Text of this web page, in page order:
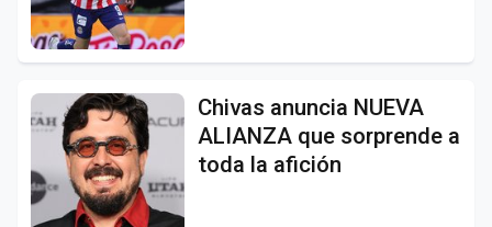
Chivas anuncia NUEVA
ALIANZA que sorprende a
toda la afición